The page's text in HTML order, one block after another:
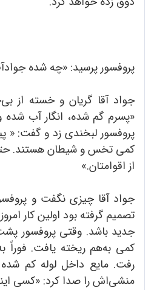
پروفسور پرسید: «چه شده
جواد آقا گریان و خسته از
«پسرم گم شده، انگار آب
پروفسور لبخندی زد و گفت: «
کمی تخس و شیطان هستند.
از اقوامتان.»
جواد آقا چیزی نگفت و
تصمیم گرفته بود اولین کار
جدید باشد. وقتی پروفسور
کمی به‌هم ریخته یافت. فوراً
رفت. مایع داخل لوله کم
منشی‌اش را صدا کرد: «کسی